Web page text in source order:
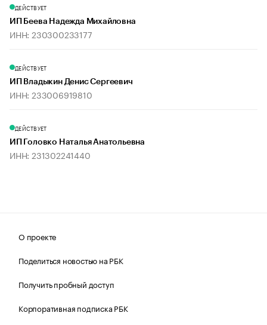
ДЕЙСТВУЕТ
ИП Беева Надежда Михайловна
ИНН: 230300233177
ДЕЙСТВУЕТ
ИП Владыкин Денис Сергеевич
ИНН: 233006919810
ДЕЙСТВУЕТ
ИП Головко Наталья Анатольевна
ИНН: 231302241440
О проекте
Поделиться новостью на РБК
Получить пробный доступ
Корпоративная подписка РБК